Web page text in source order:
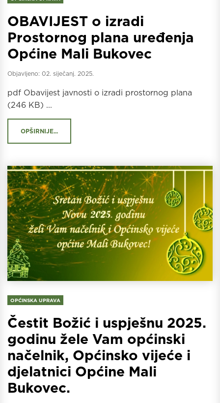
OBAVIJEST o izradi
Prostornog plana uređenja
Općine Mali Bukovec
Objavljeno: 02. siječanj. 2025.
pdf Obavijest javnosti o izradi prostornog plana
(246 KB) ...
OPŠIRNIJE...
OPĆINSKA UPRAVA
Čestit Božić i uspješnu 2025.
godinu žele Vam općinski
načelnik, Općinsko vijeće i
djelatnici Općine Mali
Bukovec.